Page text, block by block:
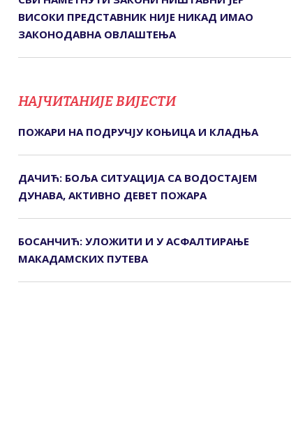
ВИСОКИ ПРЕДСТАВНИК НИЈЕ НИКАД ИМАО
ЗАКОНОДАВНА ОВЛАШТЕЊА
НАЈЧИТАНИЈЕ ВИЈЕСТИ
ПОЖАРИ НА ПОДРУЧЈУ КОЊИЦА И КЛАДЊА
ДАЧИЋ: БОЉА СИТУАЦИЈА СА ВОДОСТАЈЕМ
ДУНАВА, АКТИВНО ДЕВЕТ ПОЖАРА
БОСАНЧИЋ: УЛОЖИТИ И У АСФАЛТИРАЊЕ
МАКАДАМСКИХ ПУТЕВА